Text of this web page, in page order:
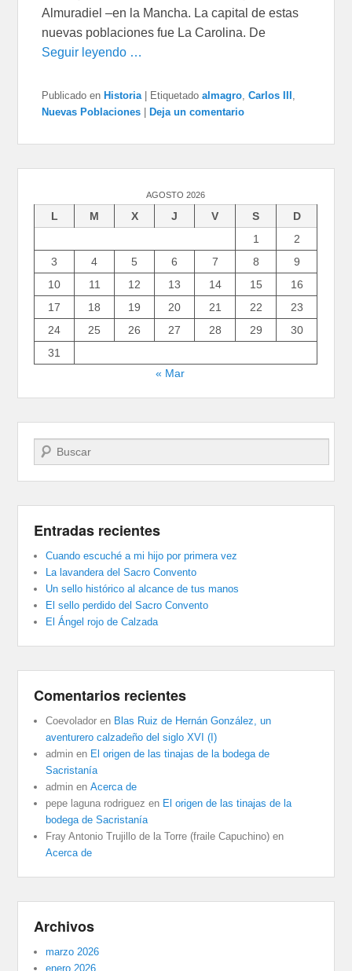
Almuradiel –en la Mancha. La capital de estas
nuevas poblaciones fue La Carolina. De
Seguir leyendo …
Publicado en Historia Etiquetado almagro,Carlos III ,
Nuevas Poblaciones
Deja un comentario
AGOSTO 2026
L M X J V S
D
1
2
3
4 5 6 7 8
9
10
11 12 13 14 15
16
17
18 19 20 21 22
23
24
25 26 27 28 29
30
31
« Mar
Buscar
Entradas recientes
Cuando escuché a mi hijo por primera vez
La lavandera del Sacro Convento
Un sello histórico al alcance de tus manos
El sello perdido del Sacro Convento
El Ángel rojo de Calzada
Comentarios recientes
Coevolador en Blas Ruiz de Hernán González, un
aventurero calzadeño del siglo XVI (I)
admin en El origen de las tinajas de la bodega de
Sacristanía
admin enAcerca de
pepe laguna rodriguez en El origen de las tinajas de la
bodega de Sacristanía
Fray Antonio Trujillo de la Torre (fraile Capuchino) en
Acerca de
Archivos
marzo 2026
enero 2026